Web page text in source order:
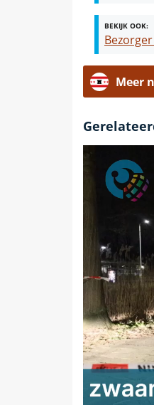
BEKIJK OOK:
Meer